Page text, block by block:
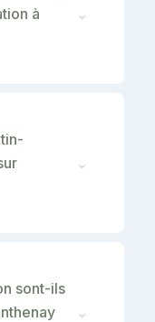
à
⌄
⌄
sont-ils
⌄